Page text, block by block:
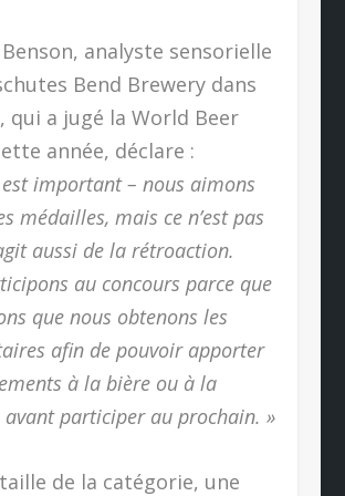
analyste sensorielle
Bend Brewery dans
qui a jugé la World Beer
année, déclare :
est important – nous aimons
médailles, mais ce n’est pas
aussi de la rétroaction.
au concours parce que
que nous obtenons les
afin de pouvoir apporter
à la bière ou à la
avant participer au prochain. »
de la catégorie, une